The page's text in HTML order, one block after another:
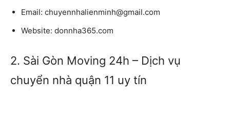
Email: chuyennhalienminh@gmail.com
Website: donnha365.com
2. Sài Gòn Moving 24h – Dịch vụ
chuyển nhà quận 11 uy tín